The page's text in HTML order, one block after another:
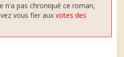
n'a pas chroniqué ce roman,
vous fier aux votes des